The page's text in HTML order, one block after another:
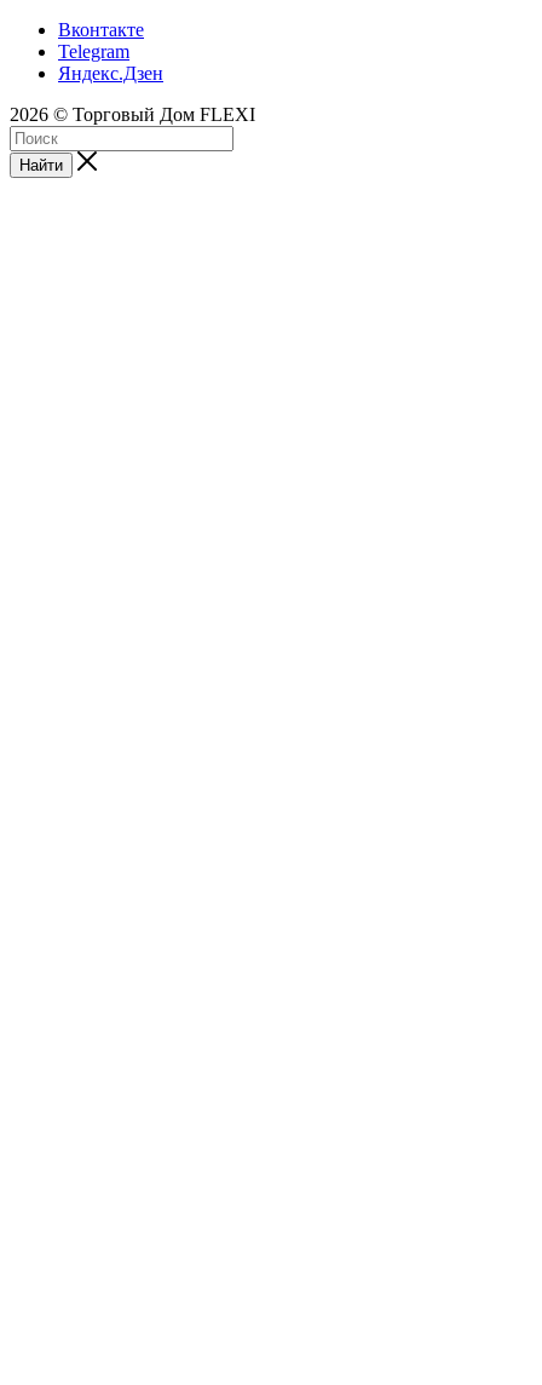
Вконтакте
Telegram
Яндекс.Дзен
2026 © Торговый Дом FLEXI
Найти